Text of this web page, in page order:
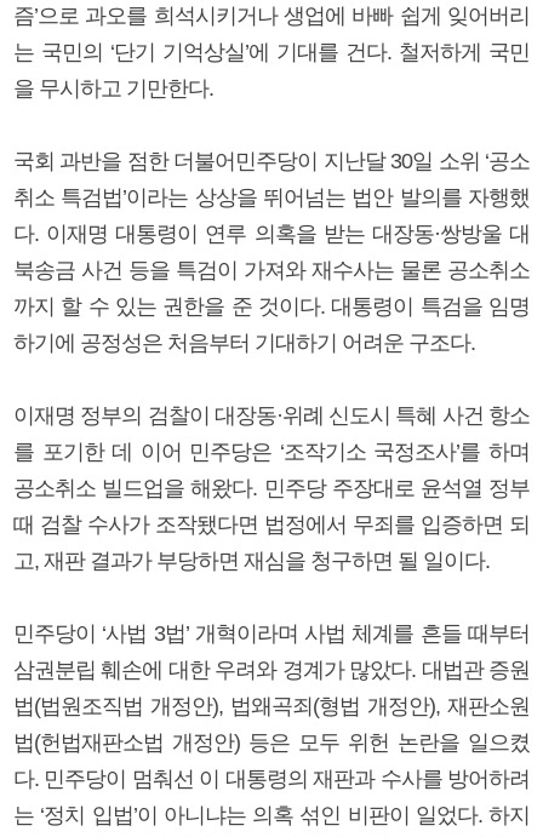
즘’으로 과오를 희석시키거나 생업에 바빠 쉽게 잊어버리
는 국민의 ‘단기 기억상실’에 기대를 건다. 철저하게 국민
을 무시하고 기만한다.
국회 과반을 점한 더불어민주당이 지난달 30일 소위 ‘공소
취소 특검법’이라는 상상을 뛰어넘는 법안 발의를 자행했
다. 이재명 대통령이 연루 의혹을 받는 대장동·쌍방울 대
북송금 사건 등을 특검이 가져와 재수사는 물론 공소취소
까지 할 수 있는 권한을 준 것이다. 대통령이 특검을 임명
하기에 공정성은 처음부터 기대하기 어려운 구조다.
이재명 정부의 검찰이 대장동·위례 신도시 특혜 사건 항소
를 포기한 데 이어 민주당은 ‘조작기소 국정조사’를 하며
공소취소 빌드업을 해왔다. 민주당 주장대로 윤석열 정부
때 검찰 수사가 조작됐다면 법정에서 무죄를 입증하면 되
고, 재판 결과가 부당하면 재심을 청구하면 될 일이다.
민주당이 ‘사법 3법’ 개혁이라며 사법 체계를 흔들 때부터
삼권분립 훼손에 대한 우려와 경계가 많았다. 대법관 증원
법(법원조직법 개정안), 법왜곡죄(형법 개정안), 재판소원
법(헌법재판소법 개정안) 등은 모두 위헌 논란을 일으켰
다. 민주당이 멈춰선 이 대통령의 재판과 수사를 방어하려
는 ‘정치 입법’이 아니냐는 의혹 섞인 비판이 일었다. 하지